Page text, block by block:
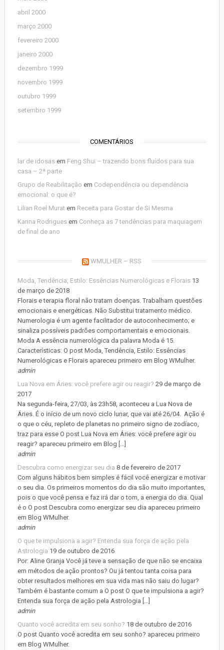
abril 2000
março 2000
fevereiro 2000
janeiro 2000
dezembro 1999
novembro 1999
outubro 1999
setembro 1999
COMENTÁRIOS
lar de idosasem Feng Shui – trazendo bons fluídos para sua
casa – 2ª parte
Grupo de Reabilitação em Codependência ou dependência
emocional: o que é?
Lilian Roel Muratem Receita para Gostar de Si Mesma
Karina Rodriguesem Conheça as 7 tendências para maquiagem
de final de ano
WMULHER – RSS
Moda, Tendência, Estilo: Essências Numerológicas e Florais 13
de março de 2018
Florais e terapia floral não tratam doenças. Trabalham questões
emocionais e energéticas. Não Substitui tratamento médico.
Numerologia é um agente facilitador de autoconhecimento; e
sinaliza possíveis padrões comportamentais e emocionais.
Moda A essência numerológica da palavra Moda é 15.
Características: O post Moda, Tendência, Estilo: Essências
Numerológicas e Florais apareceu primeiro em Blog WMulher.
admin
Lua Nova em Áries: você prefere agir ou reagir? 29 de março de
2017
Na segunda-feira, 27/03, às 23h58, aconteceu a Lua Nova de
Áries. É o início de um novo ciclo lunar, que vai até 26/04. Ação é
o que o céu, repleto de planetas no primeiro signo de zodíaco,
traz para esse O post Lua Nova em Áries: você prefere agir ou
reagir? apareceu primeiro em Blog […]
admin
Descubra como energizar seu dia 8 de fevereiro de 2017
Com alguns hábitos bem simples é fácil você energizar e motivar
o seu dia. Os primeiros momentos do dia são muito importantes,
pois o que você pensa e faz irá dar o tom, a energia do dia. Qual
é o O post Descubra como energizar seu dia apareceu primeiro
em Blog WMulher.
admin
O que te impulsiona a agir? Entenda sua força de ação pela
Astrologia 19 de outubro de 2016
Por: Aline Granja Você já teve a sensação de que não se encaixa
em métodos de ação prontos? Ou já tentou tanta coisa para
obter resultados melhores em sua vida mas não saiu do lugar?
Também é bastante comum a O post O que te impulsiona a agir?
Entenda sua força de ação pela Astrologia […]
admin
Quanto você acredita em seu sonho? 18 de outubro de 2016
O post Quanto você acredita em seu sonho? apareceu primeiro
em Blog WMulher.